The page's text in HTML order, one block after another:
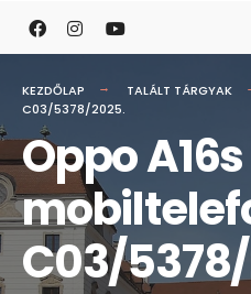
KEZDŐLAP TALÁLT TÁRGYAK
C03/5378/2025.
Oppo A16s
C03/